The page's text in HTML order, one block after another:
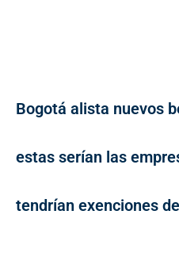
Bogotá alista nuevos
estas serían las
tendrían exenciones